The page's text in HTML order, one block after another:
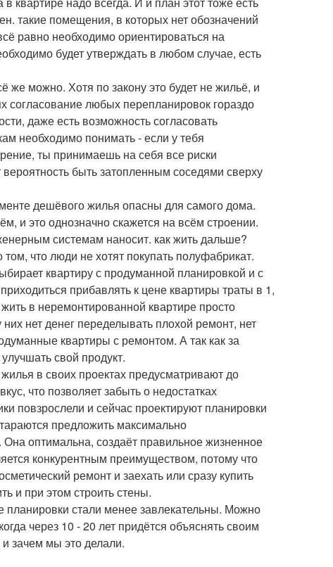
такие помещения, в которых нет обозначений
равно необходимо ориентироваться на
будет утверждать в любом случае, есть
же можно. Хотя по закону это будет не жильё, и
любых перепланировок гораздо
даже есть возможность согласовать
необходимо понимать - если у тебя
ты принимаешь на себя все риски
быть затопленным соседями сверху
дешёвого жилья опасны для самого дома.
и это однозначно скажется на всём строении.
системам наносит. как жить дальше?
что люди не хотят покупать полуфабрикат.
квартиру с продуманной планировкой и с
прибавлять к цене квартиры траты в 1,
в неремонтированной квартире просто
нет денег переделывать плохой ремонт, нет
квартиры с ремонтом. А так как за
свой продукт.
в своих проектах предусматривают до
что позволяет забыть о недостатках
повзрослели и сейчас проектируют планировки
предложить максимально
оптимальна, создаёт правильное жизненное
конкурентным преимуществом, потому что
ремонт и заехать или сразу купить
и при этом строить стены.
стали менее завлекательны. Можно
через 10 - 20 лет придётся объяснять своим
и зачем мы это делали.